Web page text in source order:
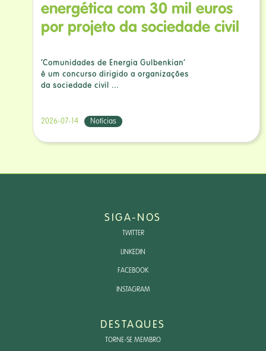
energética com 30 mil euros
por projeto da sociedade civil
‘Comunidades de Energia Gulbenkian’
é um concurso dirigido a organizações
da sociedade civil ...
2026-07-14 Notícias
SIGA-NOS
TWITTER
LINKEDIN
FACEBOOK
INSTAGRAM
DESTAQUES
TORNE-SE MEMBRO